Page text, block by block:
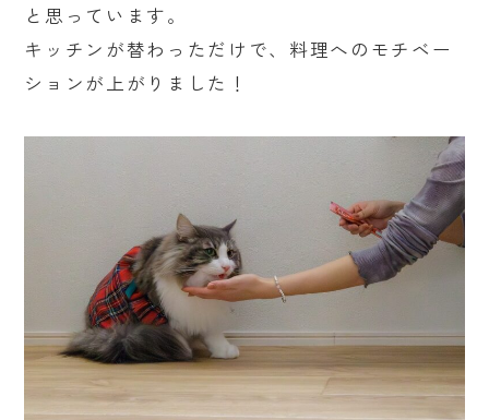
と思っています。
キッチンが替わっただけで、料理へのモチベー
ションが上がりました！